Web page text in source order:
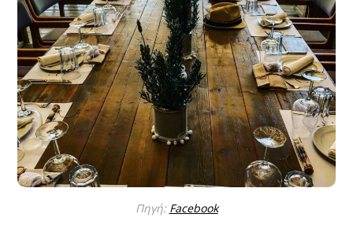
Πηγή: Facebook